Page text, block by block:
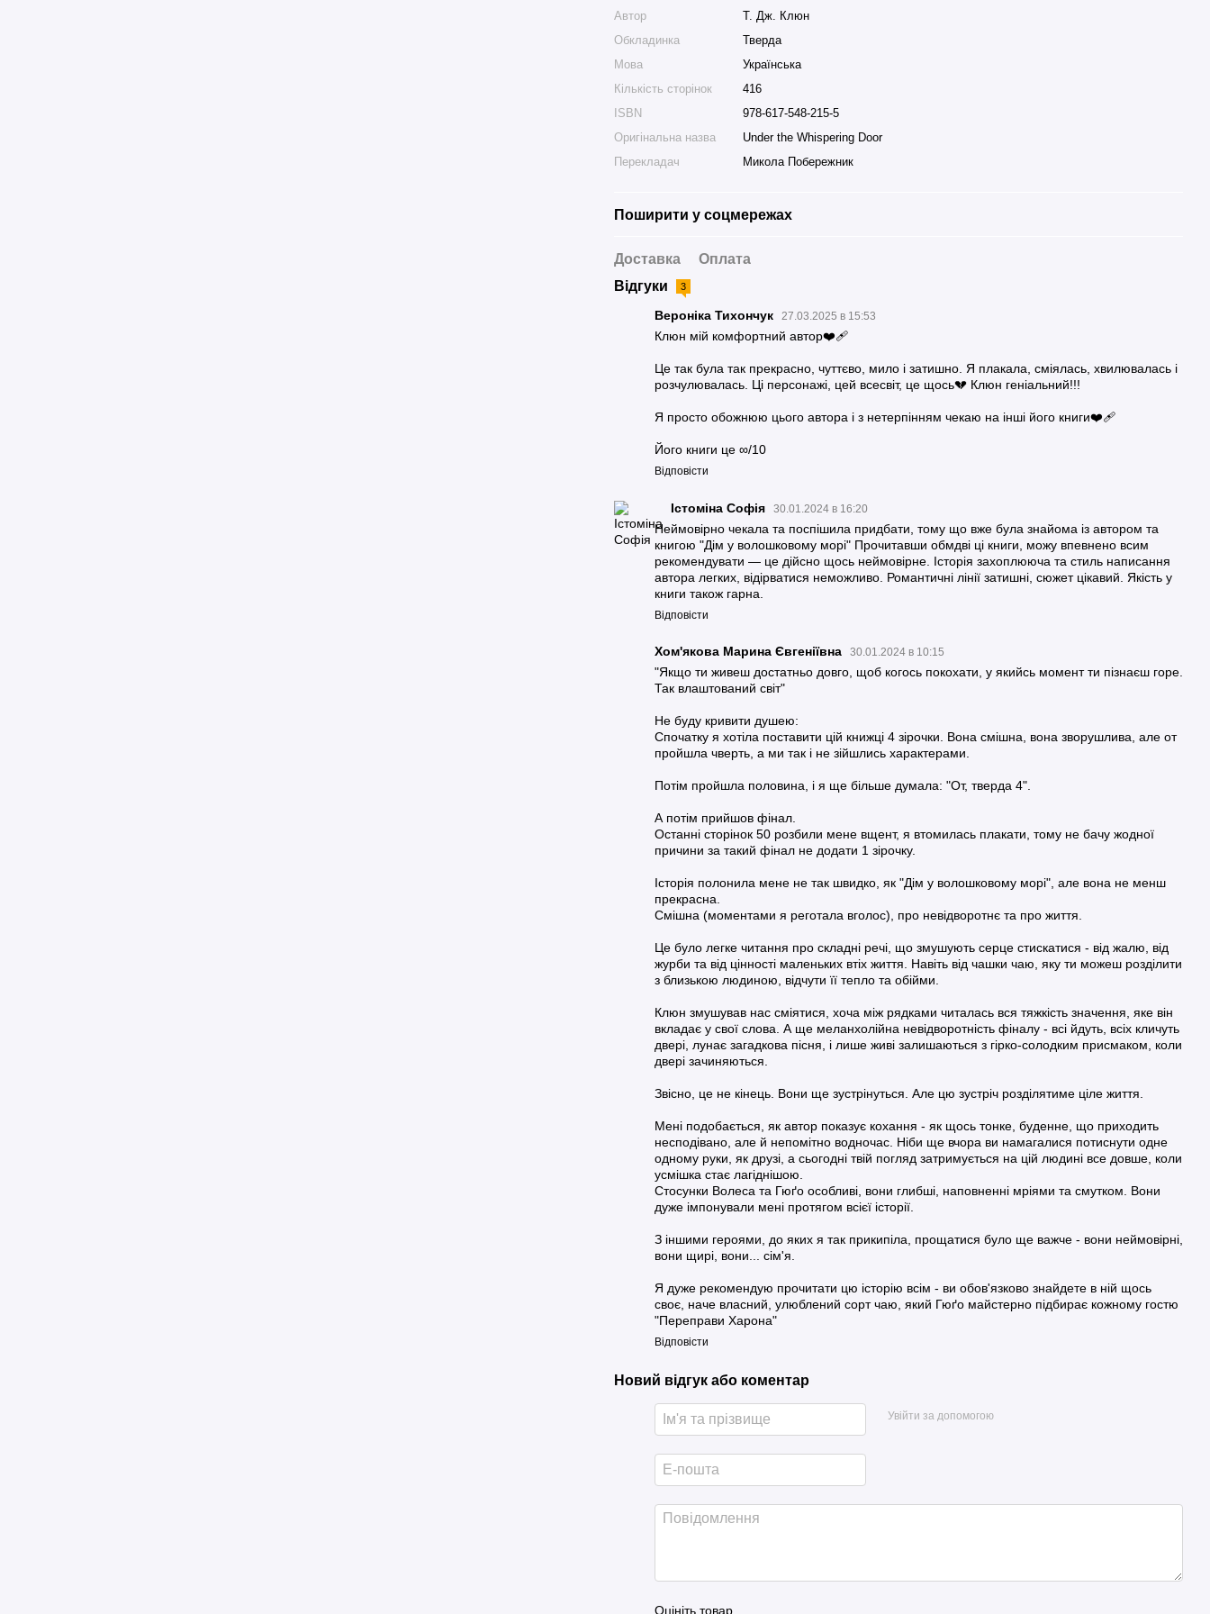
Автор
Т. Дж. Клюн
Обкладинка
Тверда
Мова
Українська
Кількість сторінок
416
ISBN
978-617-548-215-5
Оригінальна назва
Under the Whispering Door
Перекладач
Микола Побережник
Поширити у соцмережах
Доставка
Оплата
Відгуки
3
Вероніка Тихончук 27.03.2025 в 15:53
Клюн мій комфортний автор❤️‍🩹
Це так була так прекрасно, чуттєво, мило і затишно. Я плакала, сміялась, хвилювалась і
розчулювалась. Ці персонажі, цей всесвіт, це щось💔 Клюн геніальний!!!
Я просто обожнюю цього автора і з нетерпінням чекаю на інші його книги❤️‍🩹
Його книги це ∞/10
Відповісти
Істоміна Софія 30.01.2024 в 16:20
Неймовірно чекала та поспішила придбати, тому що вже була знайома із автором та
книгою "Дім у волошковому морі" Прочитавши обмдві ці книги, можу впевнено всим
рекомендувати — це дійсно щось неймовірне. Історія захоплююча та стиль написання
автора легких, відірватися неможливо. Романтичні лінії затишні, сюжет цікавий. Якість у
книги також гарна.
Відповісти
Хом'якова Марина Євгеніївна 30.01.2024 в 10:15
"Якщо ти живеш достатньо довго, щоб когось покохати, у якийсь момент ти пізнаєш горе.
Так влаштований світ"
Не буду кривити душею:
Спочатку я хотіла поставити цій книжці 4 зірочки. Вона смішна, вона зворушлива, але от
пройшла чверть, а ми так і не зійшлись характерами.
Потім пройшла половина, і я ще більше думала: "От, тверда 4".
А потім прийшов фінал.
Останні сторінок 50 розбили мене вщент, я втомилась плакати, тому не бачу жодної
причини за такий фінал не додати 1 зірочку.
Історія полонила мене не так швидко, як "Дім у волошковому морі", але вона не менш
прекрасна.
Смішна (моментами я реготала вголос), про невідворотнє та про життя.
Це було легке читання про складні речі, що змушують серце стискатися - від жалю, від
журби та від цінності маленьких втіх життя. Навіть від чашки чаю, яку ти можеш розділити
з близькою людиною, відчути її тепло та обійми.
Клюн змушував нас сміятися, хоча між рядками читалась вся тяжкість значення, яке він
вкладає у свої слова. А ще меланхолійна невідворотність фіналу - всі йдуть, всіх кличуть
двері, лунає загадкова пісня, і лише живі залишаються з гірко-солодким присмаком, коли
двері зачиняються.
Звісно, це не кінець. Вони ще зустрінуться. Але цю зустріч розділятиме ціле життя.
Мені подобається, як автор показує кохання - як щось тонке, буденне, що приходить
несподівано, але й непомітно водночас. Ніби ще вчора ви намагалися потиснути одне
одному руки, як друзі, а сьогодні твій погляд затримується на цій людині все довше, коли
усмішка стає лагіднішою.
Стосунки Волеса та Гюґо особливі, вони глибші, наповненні мріями та смутком. Вони
дуже імпонували мені протягом всієї історії.
З іншими героями, до яких я так прикипіла, прощатися було ще важче - вони неймовірні,
вони щирі, вони... сім'я.
Я дуже рекомендую прочитати цю історію всім - ви обов'язково знайдете в ній щось
своє, наче власний, улюблений сорт чаю, який Гюґо майстерно підбирає кожному гостю
"Переправи Харона"
Відповісти
Новий відгук або коментар
Увійти за допомогою
Оцініть товар